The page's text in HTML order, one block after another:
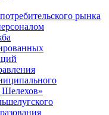
рынка
Шелехов»